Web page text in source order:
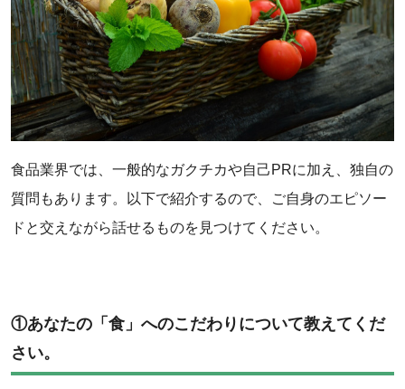
食品業界では、一般的なガクチカや自己PRに加え、独自の
質問もあります。以下で紹介するので、ご自身のエピソー
ドと交えながら話せるものを見つけてください。
①あなたの「食」へのこだわりについて教えてくだ
さい。